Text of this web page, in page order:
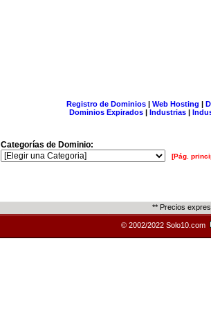
Registro de Dominios| Web Hosting |
Dominios Expirados | Industrias |
Categorías de Dominio:
[Pág.
** Precios
© 2002/2022 Solo10.com